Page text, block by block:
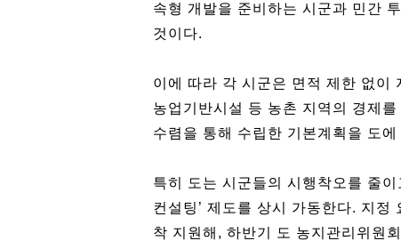
속형 개발을 준비하는 시군과 민간
것이다.
이에 따라 각 시군은 면적 제한 없이
농업기반시설 등 농촌 지역의 경제
수렴을 통해 수립한 기본계획을 도
특히 도는 시군들의 시행착오를 줄
컨설팅’ 제도를 상시 가동한다. 지정
착 지원해, 하반기 도 농지관리위원